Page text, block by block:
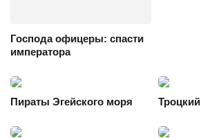
Господа офицеры: спасти
императора
Пираты Эгейского моря Троцкий